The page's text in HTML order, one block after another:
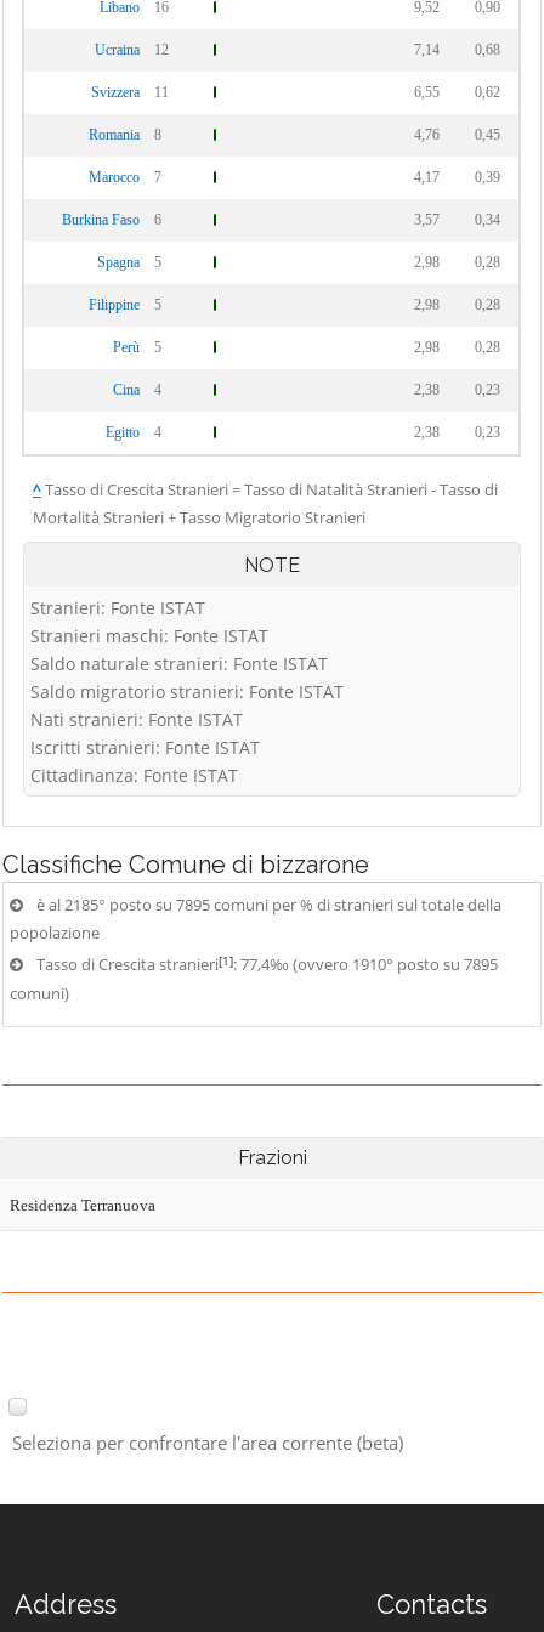
Libano 16 9,52 0,90
Ucraina 12 7,14 0,68
Svizzera 11 6,55 0,62
Romania 8 4,76 0,45
Marocco 7 4,17 0,39
Burkina Faso 6 3,57 0,34
Spagna 5 2,98 0,28
Filippine 5 2,98 0,28
Perù 5 2,98 0,28
Cina 4 2,38 0,23
Egitto 4 2,38 0,23
^Tasso di Crescita Stranieri = Tasso di Natalità Stranieri - Tasso di
Mortalità Stranieri + Tasso Migratorio Stranieri
NOTE
Stranieri: Fonte ISTAT
Stranieri maschi: Fonte ISTAT
Saldo naturale stranieri: Fonte ISTAT
Saldo migratorio stranieri: Fonte ISTAT
Nati stranieri: Fonte ISTAT
Iscritti stranieri: Fonte ISTAT
Cittadinanza: Fonte ISTAT
Classifiche Comune di bizzarone
è al 2185° posto su 7895 comuni per % di stranieri sul totale della
popolazione
Tasso di Crescita stranieri[1]: 77,4‰ (ovvero 1910° posto su 7895
comuni)
Frazioni
Residenza Terranuova
Seleziona per confrontare l'area corrente (beta)
Address Contacts